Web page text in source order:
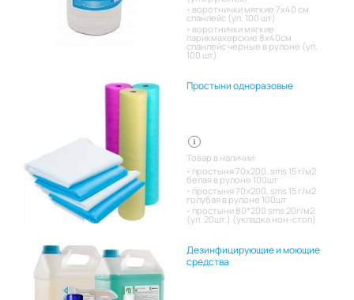
воротнички мягкие 7х40 см
спанлейс (уп. 100 шт)
воротнички мягкие
парикмахерские 8х40см
спанлейс черные в рулоне (уп.
100 шт)
Простыни одноразовые
Товар в наличии:
простыня 70х200, sms 15 г/м2
белая в рулоне 100шт
простыня 70х200, sms 15 г/м2
голубая в рулоне 100шт
простыни 80*200 sms 20г/м2
(уп. 20шт.) (укладка нон-стоп)
Дезинфицирующие и моющие
средства